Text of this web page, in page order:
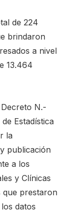
de 224
brindaron
a nivel
13.464
N.-
Estadística
la
publicación
a los
y Clínicas
que prestaron
datos